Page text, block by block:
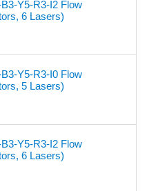
Y5-R3-I2 Flow
6 Lasers)
Y5-R3-I0 Flow
5 Lasers)
Y5-R3-I2 Flow
6 Lasers)